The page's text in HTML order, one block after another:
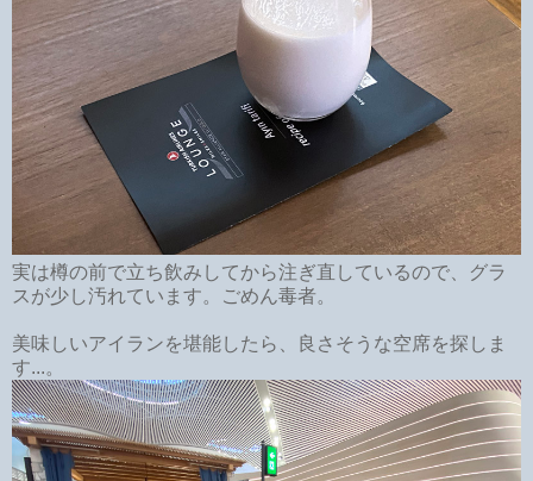
実は樽の前で立ち飲みしてから注ぎ直しているので、グラ
スが少し汚れています。ごめん毒者。
美味しいアイランを堪能したら、良さそうな空席を探しま
す...。